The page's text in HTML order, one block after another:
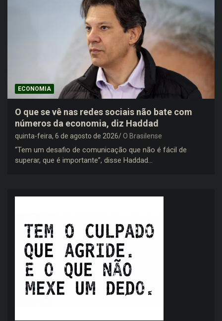
ECONOMIA
O que se vê nas redes sociais não bate com
números da economia, diz Haddad
quinta-feira, 6 de agosto de 2026 O Brasilense
“Tem um desafio de comunicação que não é fácil de
superar, que é importante”, disse Haddad…